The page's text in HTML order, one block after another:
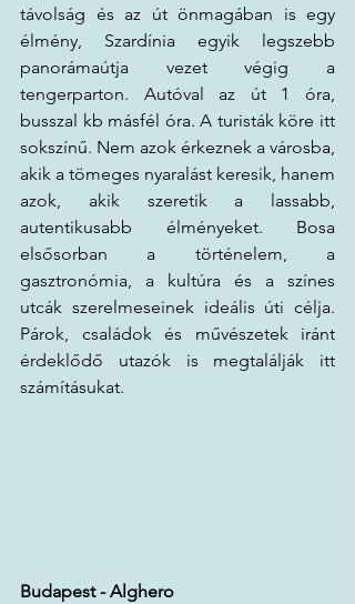
távolság és az út önmagában is egy
élmény, Szardínia egyik legszebb
panorámaútja vezet végig a
tengerparton. Autóval az út 1 óra,
busszal kb másfél óra. A turisták köre itt
sokszínű. Nem azok érkeznek a városba,
akik a tömeges nyaralást keresik, hanem
azok, akik szeretik a lassabb,
autentikusabb élményeket. Bosa
elsősorban a történelem, a
gasztronómia, a kultúra és a színes
utcák szerelmeseinek ideális úti célja.
Párok, családok és művészetek iránt
érdeklődő utazók is megtalálják itt
számításukat.
Budapest - Alghero